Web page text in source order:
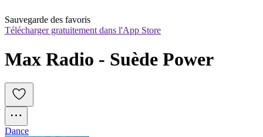
Sauvegarde des favoris
Télécharger gratuitement dans l'App Store
Max Radio - Suède Power
Dance